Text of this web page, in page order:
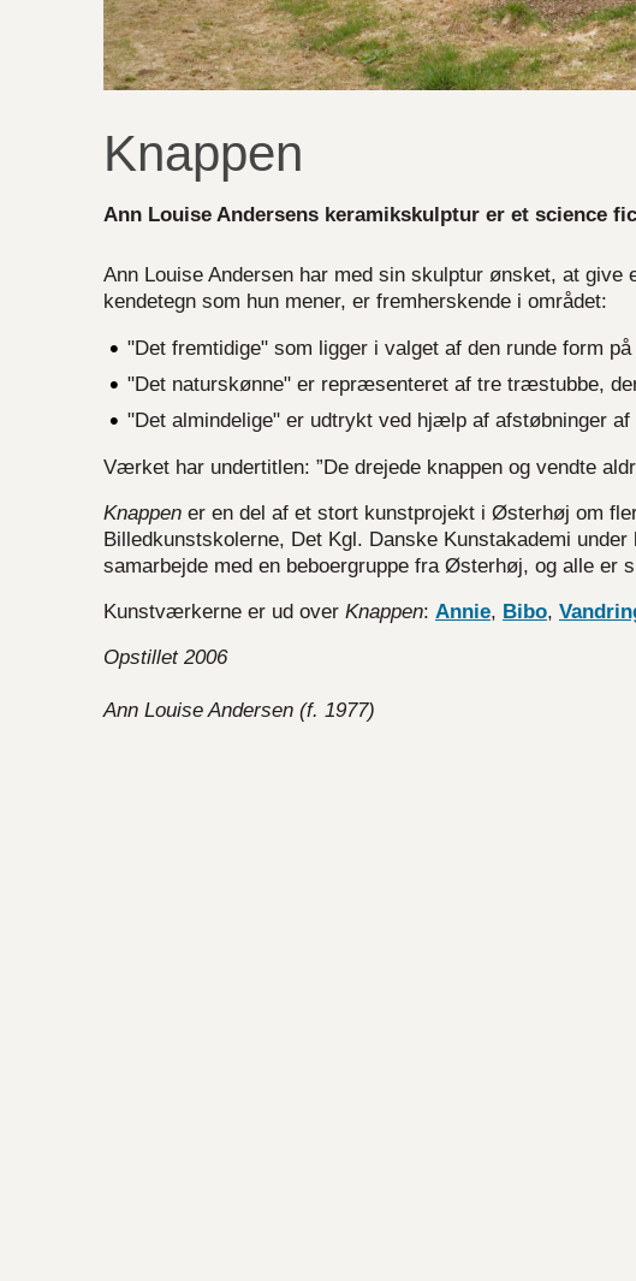
Knappen
Ann Louise Andersens keramikskulptur er et science
Ann Louise Andersen har med sin skulptur ønsket, at
kendetegn som hun mener, er fremherskende i området:
"Det fremtidige" som ligger i valget af den runde form
"Det naturskønne" er repræsenteret af tre træstubbe,
"Det almindelige" er udtrykt ved hjælp af afstøbninger af
Værket har undertitlen: ”De drejede knappen og vendte
Knappen er en del af et stort kunstprojekt i Østerhøj om
Billedkunstskolerne, Det Kgl. Danske Kunstakademi
samarbejde med en beboergruppe fra Østerhøj, og alle er
Kunstværkerne er ud over Knappen: Annie, Bibo,
Opstillet 2006
Ann Louise Andersen (f. 1977)